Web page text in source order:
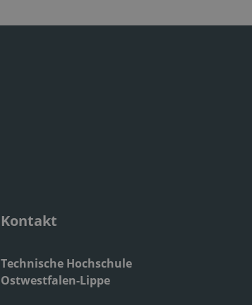
Kontakt
Technische Hochschule
Ostwestfalen-Lippe